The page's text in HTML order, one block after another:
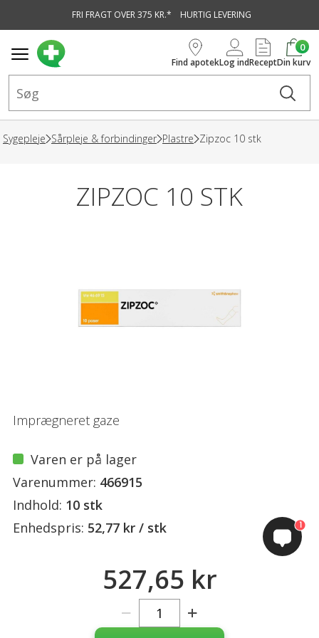
FRI FRAGT OVER 375 KR.* HURTIG LEVERING
Find apotekLog indRecept
0
Din kurv
Sygepleje Sårpleje & forbindinger Plastre Zipzoc 10 stk
ZIPZOC 10 STK
Imprægneret gaze
Varen er på lager
Varenummer: 466915
Indhold: 10 stk
Enhedspris: 52,77 kr / stk
527,65 kr
1